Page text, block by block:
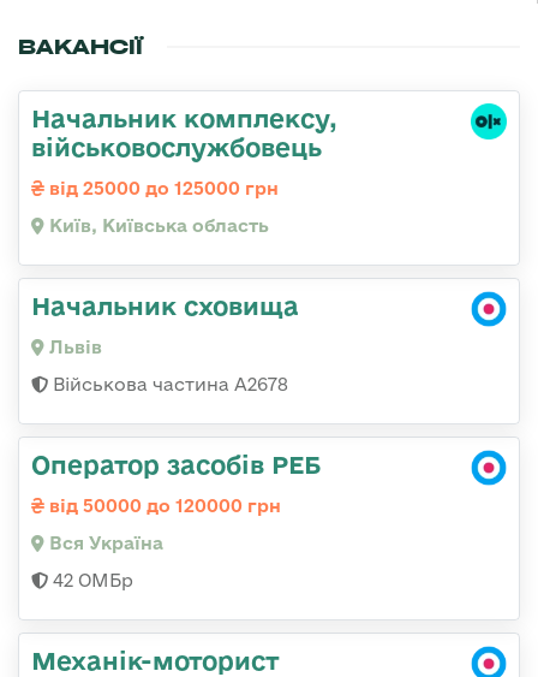
ВАКАНСІЇ
Начальник комплексу,
військовослужбовець
від 25000 до 125000 грн
Київ, Київська область
Начальник сховища
Львів
Військова частина А2678
Оператор засобів РЕБ
від 50000 до 120000 грн
Вся Україна
42 ОМБр
Механік-моторист